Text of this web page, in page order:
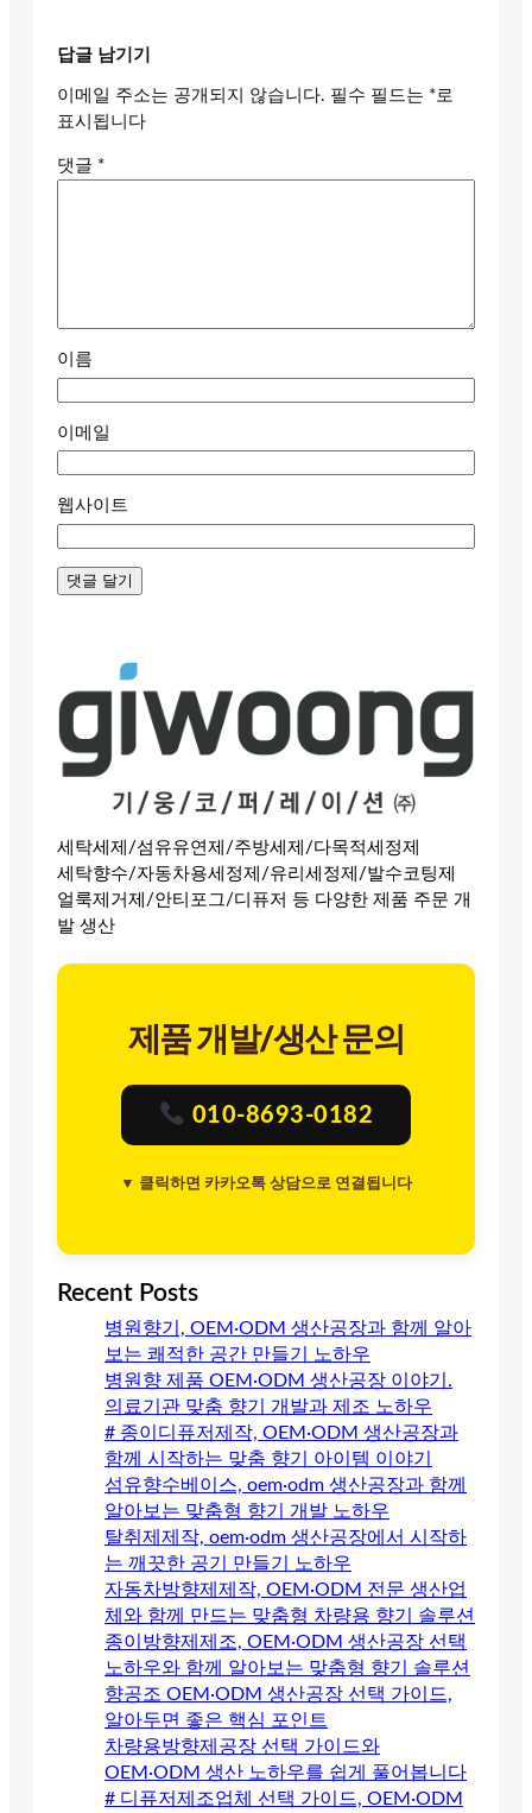
답글 남기기
이메일 주소는 공개되지 않습니다. 필수 필드는 *로
표시됩니다
댓글 *
이름
이메일
웹사이트
세탁세제/섬유유연제/주방세제/다목적세정제
세탁향수/자동차용세정제/유리세정제/발수코팅제
얼룩제거제/안티포그/디퓨저 등 다양한 제품 주문 개
발 생산
제품 개발/생산 문의
010-8693-0182
▼ 클릭하면 카카오톡 상담으로 연결됩니다
Recent Posts
병원향기, OEM·ODM 생산공장과 함께 알아
보는 쾌적한 공간 만들기 노하우
병원향 제품 OEM·ODM 생산공장 이야기.
의료기관 맞춤 향기 개발과 제조 노하우
# 종이디퓨저제작, OEM·ODM 생산공장과
함께 시작하는 맞춤 향기 아이템 이야기
섬유향수베이스, oem·odm 생산공장과 함께
알아보는 맞춤형 향기 개발 노하우
탈취제제작, oem·odm 생산공장에서 시작하
는 깨끗한 공기 만들기 노하우
자동차방향제제작, OEM·ODM 전문 생산업
체와 함께 만드는 맞춤형 차량용 향기 솔루션
종이방향제제조, OEM·ODM 생산공장 선택
노하우와 함께 알아보는 맞춤형 향기 솔루션
향공조 OEM·ODM 생산공장 선택 가이드,
알아두면 좋은 핵심 포인트
차량용방향제공장 선택 가이드와
OEM·ODM 생산 노하우를 쉽게 풀어봅니다
# 디퓨저제조업체 선택 가이드, OEM·ODM